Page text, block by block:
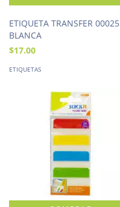
ETIQUETA TRANSFER 00025
BLANCA
$17.00
ETIQUETAS